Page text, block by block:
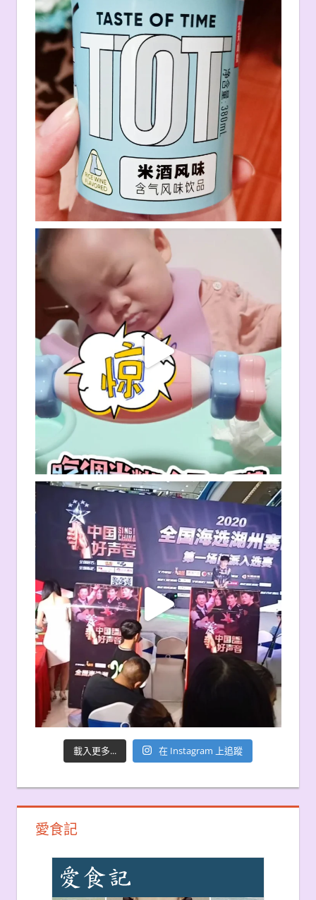
載入更多... 在 Instagram 上追蹤
愛食記